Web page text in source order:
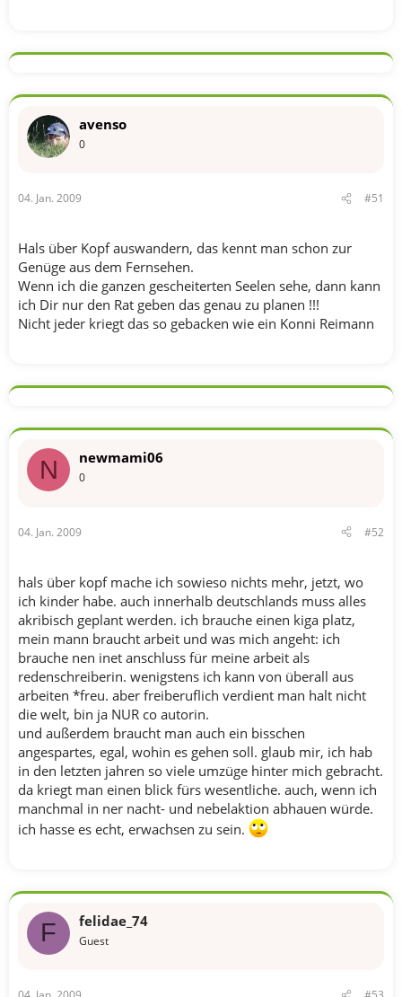
avenso
0
04. Jan. 2009 #51
Hals über Kopf auswandern, das kennt man schon zur
Genüge aus dem Fernsehen.
Wenn ich die ganzen gescheiterten Seelen sehe, dann kann
ich Dir nur den Rat geben das genau zu planen !!!
Nicht jeder kriegt das so gebacken wie ein Konni Reimann
N newmami06
0
04. Jan. 2009 #52
hals über kopf mache ich sowieso nichts mehr, jetzt, wo
ich kinder habe. auch innerhalb deutschlands muss alles
akribisch geplant werden. ich brauche einen kiga platz,
mein mann braucht arbeit und was mich angeht: ich
brauche nen inet anschluss für meine arbeit als
redenschreiberin. wenigstens ich kann von überall aus
arbeiten *freu. aber freiberuflich verdient man halt nicht
die welt, bin ja NUR co autorin.
und außerdem braucht man auch ein bisschen
angespartes, egal, wohin es gehen soll. glaub mir, ich hab
in den letzten jahren so viele umzüge hinter mich gebracht.
da kriegt man einen blick fürs wesentliche. auch, wenn ich
manchmal in ner nacht- und nebelaktion abhauen würde.
ich hasse es echt, erwachsen zu sein.
F felidae_74
Guest